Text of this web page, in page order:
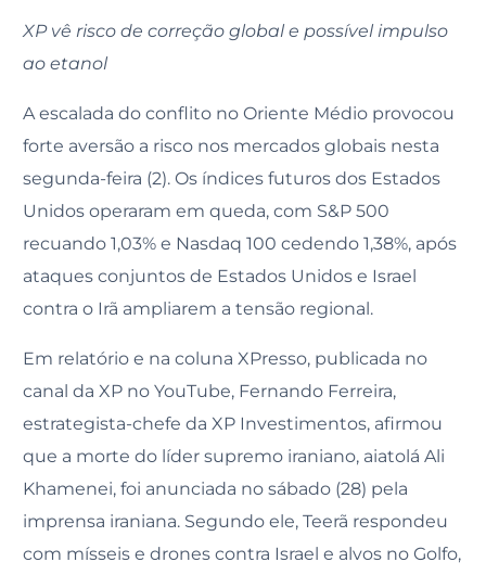
XP vê risco de correção global e possível impulso
ao etanol
A escalada do conflito no Oriente Médio provocou
forte aversão a risco nos mercados globais nesta
segunda-feira (2). Os índices futuros dos Estados
Unidos operaram em queda, com S&P 500
recuando 1,03% e Nasdaq 100 cedendo 1,38%, após
ataques conjuntos de Estados Unidos e Israel
contra o Irã ampliarem a tensão regional.
Em relatório e na coluna XPresso, publicada no
canal da XP no YouTube, Fernando Ferreira,
estrategista-chefe da XP Investimentos, afirmou
que a morte do líder supremo iraniano, aiatolá Ali
Khamenei, foi anunciada no sábado (28) pela
imprensa iraniana. Segundo ele, Teerã respondeu
com mísseis e drones contra Israel e alvos no Golfo,